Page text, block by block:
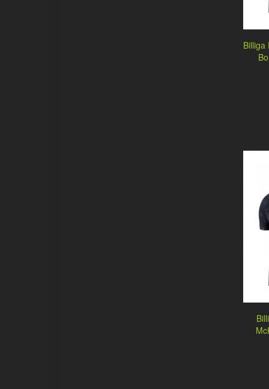
Billiga